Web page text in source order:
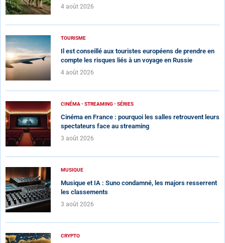
4 août 2026
TOURISME
Il est conseillé aux touristes européens de prendre en
compte les risques liés à un voyage en Russie
4 août 2026
CINÉMA - STREAMING - SÉRIES
Cinéma en France : pourquoi les salles retrouvent leurs
spectateurs face au streaming
3 août 2026
MUSIQUE
Musique et IA : Suno condamné, les majors resserrent
les classements
3 août 2026
CRYPTO